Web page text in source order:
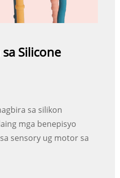
Silicone
sa silikon
mga benepisyo
sensory ug motor sa